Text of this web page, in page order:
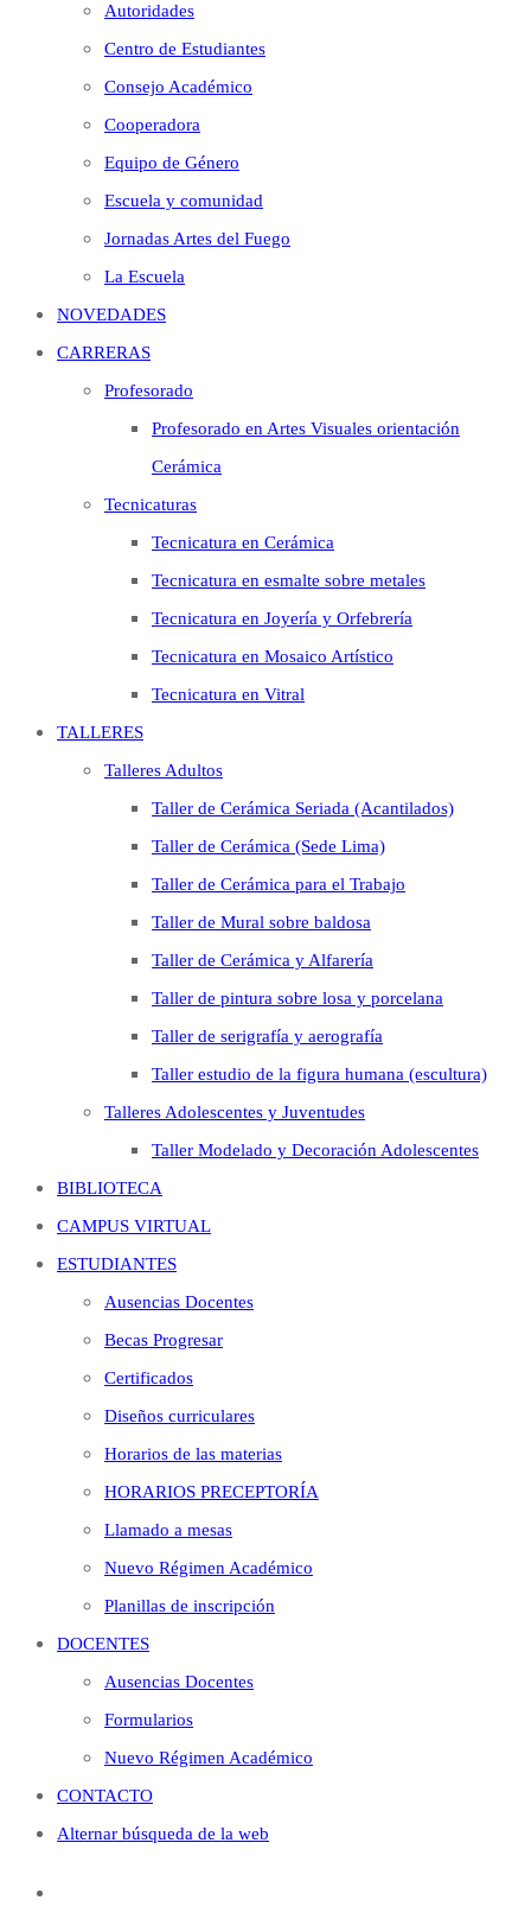
Autoridades
Centro de Estudiantes
Consejo Académico
Cooperadora
Equipo de Género
Escuela y comunidad
Jornadas Artes del Fuego
La Escuela
NOVEDADES
CARRERAS
Profesorado
Profesorado en Artes Visuales orientación
Cerámica
Tecnicaturas
Tecnicatura en Cerámica
Tecnicatura en esmalte sobre metales
Tecnicatura en Joyería y Orfebrería
Tecnicatura en Mosaico Artístico
Tecnicatura en Vitral
TALLERES
Talleres Adultos
Taller de Cerámica Seriada (Acantilados)
Taller de Cerámica (Sede Lima)
Taller de Cerámica para el Trabajo
Taller de Mural sobre baldosa
Taller de Cerámica y Alfarería
Taller de pintura sobre losa y porcelana
Taller de serigrafía y aerografía
Taller estudio de la figura humana (escultura)
Talleres Adolescentes y Juventudes
Taller Modelado y Decoración Adolescentes
BIBLIOTECA
CAMPUS VIRTUAL
ESTUDIANTES
Ausencias Docentes
Becas Progresar
Certificados
Diseños curriculares
Horarios de las materias
HORARIOS PRECEPTORÍA
Llamado a mesas
Nuevo Régimen Académico
Planillas de inscripción
DOCENTES
Ausencias Docentes
Formularios
Nuevo Régimen Académico
CONTACTO
Alternar búsqueda de la web